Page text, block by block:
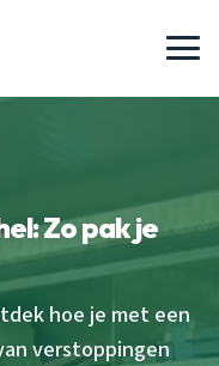
Zo pak je
hoe je met een
verstoppingen